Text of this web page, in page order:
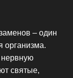
– один
организма.
святые,